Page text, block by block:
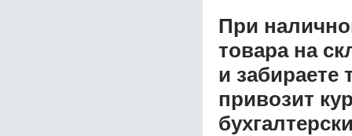
При
товара на
и забираете
привозит